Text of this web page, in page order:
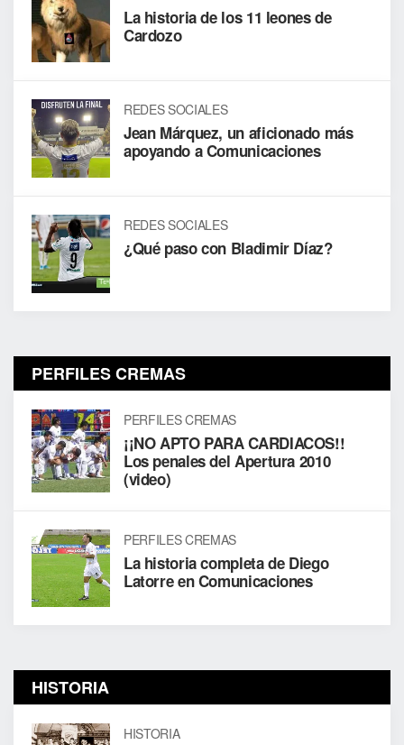
La historia de los 11 leones de
Cardozo
REDES SOCIALES
Jean Márquez, un aficionado más
apoyando a Comunicaciones
REDES SOCIALES
¿Qué paso con Bladimir Díaz?
PERFILES CREMAS
PERFILES CREMAS
¡¡NO APTO PARA CARDIACOS!!
Los penales del Apertura 2010
(video)
PERFILES CREMAS
La historia completa de Diego
Latorre en Comunicaciones
HISTORIA
HISTORIA